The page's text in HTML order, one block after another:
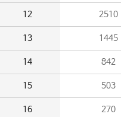
12 2510
13 1445
14 842
15 503
16 270